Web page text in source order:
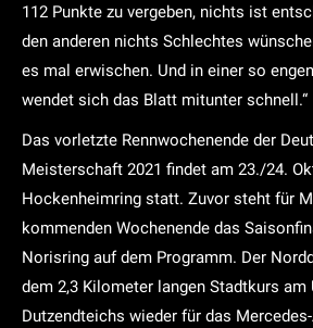
112 Punkte zu vergeben, nichts ist
den anderen nichts Schlechtes
es mal erwischen. Und in einer so
wendet sich das Blatt mitunter schnell.“
Das vorletzte Rennwochenende der
Meisterschaft 2021 findet am 23./24.
Hockenheimring statt. Zuvor steht für
kommenden Wochenende das
Norisring auf dem Programm. Der
dem 2,3 Kilometer langen Stadtkurs am
Dutzendteichs wieder für das